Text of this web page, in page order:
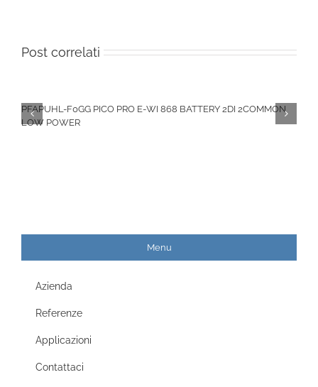
Post correlati
PFAPUHL-F0GG PICO PRO E-WI 868 BATTERY 2DI 2COMMON
LOW POWER
Menu
Azienda
Referenze
Applicazioni
Contattaci